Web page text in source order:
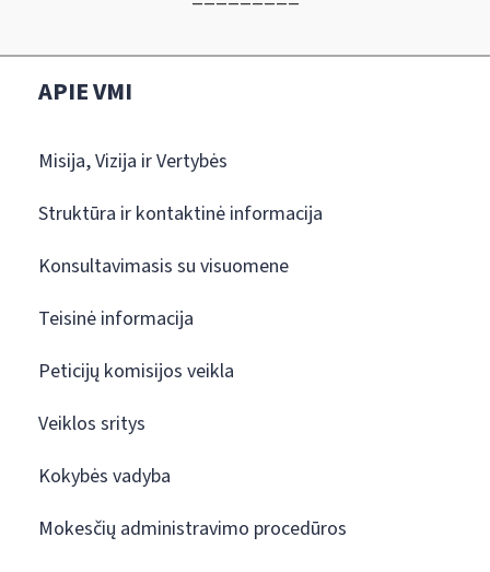
APIE VMI
Misija, Vizija ir Vertybės
Struktūra ir kontaktinė informacija
Konsultavimasis su visuomene
Teisinė informacija
Peticijų komisijos veikla
Veiklos sritys
Kokybės vadyba
Mokesčių administravimo procedūros